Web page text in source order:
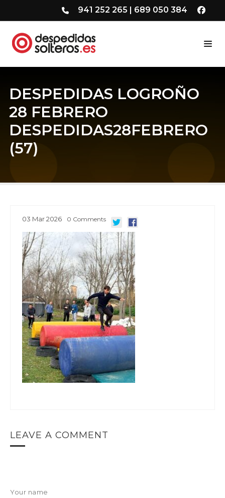
941 252 265 | 689 050 384
DESPEDIDAS LOGROÑO
28 FEBRERO
DESPEDIDAS28FEBRERO
(57)
03 Mar2026 0 Comments
LEAVE A COMMENT
Your name